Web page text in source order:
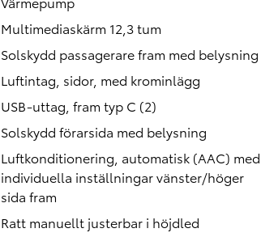
Multimediaskärm 12,3 tum
Solskydd passagerare fram med belysning
Luftintag, sidor, med krominlägg
USB-uttag, fram typ C (2)
Solskydd förarsida med belysning
Luftkonditionering, automatisk (AAC) med
individuella inställningar vänster/höger
sida fram
Ratt manuellt justerbar i höjdled